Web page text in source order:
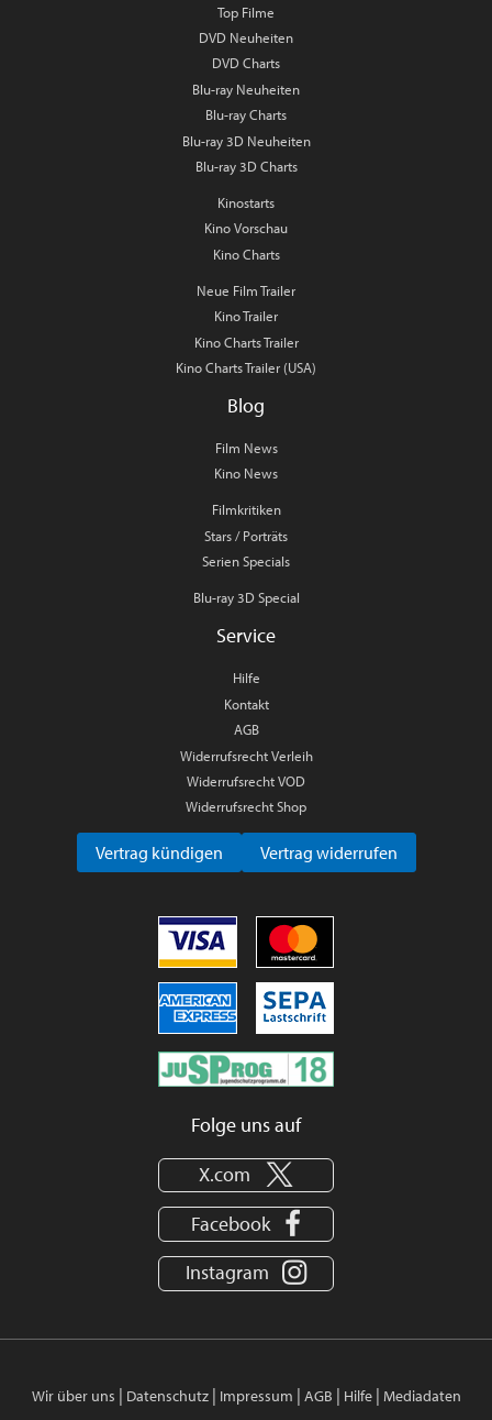
Top Filme
DVD Neuheiten
DVD Charts
Blu-ray Neuheiten
Blu-ray Charts
Blu-ray 3D Neuheiten
Blu-ray 3D Charts
Kinostarts
Kino Vorschau
Kino Charts
Neue Film Trailer
Kino Trailer
Kino Charts Trailer
Kino Charts Trailer (USA)
Blog
Film News
Kino News
Filmkritiken
Stars / Porträts
Serien Specials
Blu-ray 3D Special
Service
Hilfe
Kontakt
AGB
Widerrufsrecht Verleih
Widerrufsrecht VOD
Widerrufsrecht Shop
Vertrag kündigen Vertrag widerrufen
Folge uns auf
X.com
Facebook
Instagram
Wir über uns | Datenschutz| Impressum | AGB | Hilfe| Mediadaten